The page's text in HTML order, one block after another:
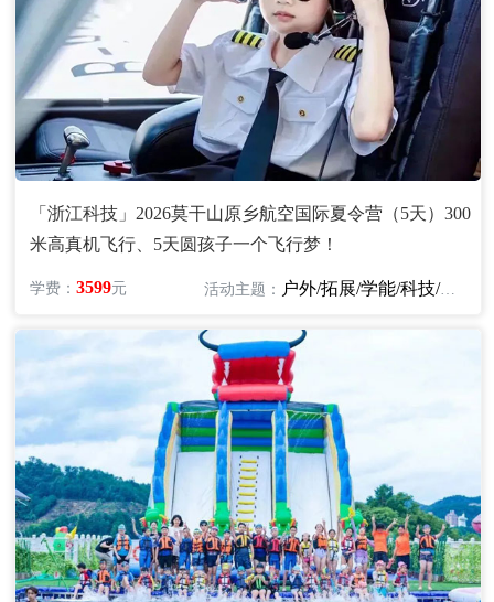
「浙江科技」2026莫干山原乡航空国际夏令营（5天）300
米高真机飞行、5天圆孩子一个飞行梦！
学费：3599元 活动主题： 户外/拓展/学能/科技/航空